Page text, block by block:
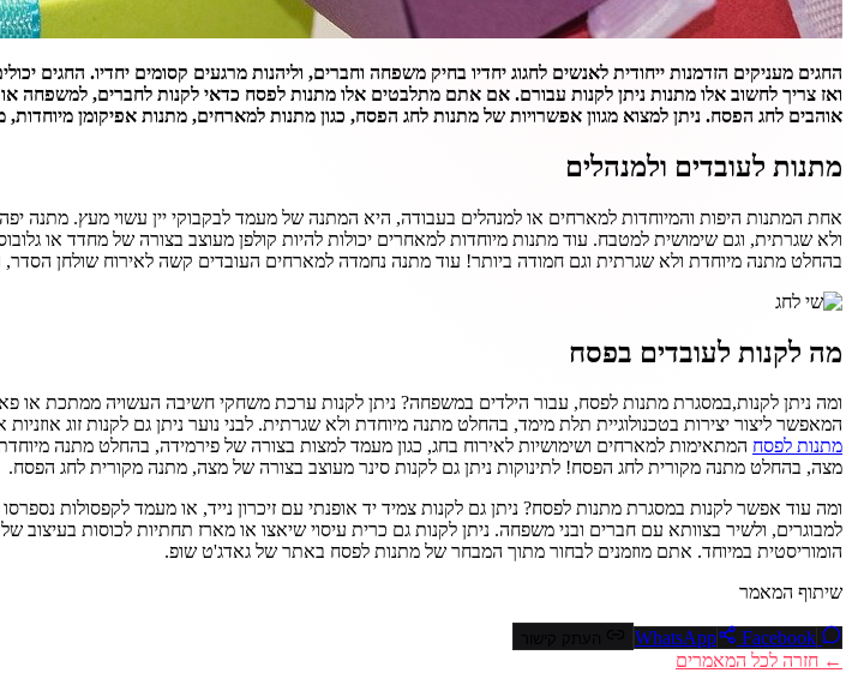
החגים מעניקים הזדמנות ייחודית לאנשים לחגוג יחדיו בחיק משפחה וחברים, וליהנות מרגעים קסומים יחדיו.
ואז צריך לחשוב אלו מתנות ניתן לקנות עבורם. אם אתם מתלבטים אלו מתנות לפסח כדאי לקנות לחברים, למשפחה
אוהבים לחג הפסח. ניתן למצוא מגוון אפשרויות של מתנות לחג הפסח, כגון מתנות למארחים, מתנות אפיקומן מיוחדות,
מתנות לעובדים ולמנהלים
אחת המתנות היפות והמיוחדות למארחים או למנהלים בעבודה, היא המתנה של מעמד לבקבוקי יין עשוי מעץ. מתנה
ולא שגרתית, וגם שימושית למטבח. עוד מתנות מיוחדות למאחרים יכולות להיות קולפן מעוצב בצורה של מחדד או
בהחלט מתנה מיוחדת ולא שגרתית וגם חמודה ביותר! עוד מתנה נחמדה למארחים העובדים קשה לאירוח שולחן הסדר,
מה לקנות לעובדים בפסח
ומה ניתן לקנות,במסגרת מתנות לפסח, עבור הילדים במשפחה? ניתן לקנות ערכת משחקי חשיבה העשויה ממתכת או
המאפשר ליצור יצירות בטכנולוגיית תלת מימד, בהחלט מתנה מיוחדת ולא שגרתית. לבני נוער ניתן גם לקנות זוג
מתנות לפסח המתאימות למארחים ושימושיות לאירוח בחג, כגון מעמד למצות בצורה של פירמידה, בהחלט מתנה
מצה, בהחלט מתנה מקורית לחג הפסח! לתינוקות ניתן גם לקנות סינר מעוצב בצורה של מצה, מתנה מקורית לחג הפסח.
ומה עוד אפשר לקנות במסגרת מתנות לפסח? ניתן גם לקנות צמיד יד אופנתי עם זיכרון נייד, או מעמד לקפסולות
למבוגרים, ולשיר בצוותא עם חברים ובני משפחה. ניתן לקנות גם כרית עיסוי שיאצו או מארז תחתיות לכוסות בעיצוב
הומוריסטית במיוחד. אתם מוזמנים לבחור מתוך המבחר של מתנות לפסח באתר של גאדג'ט שופ.
שיתוף המאמר
Facebook
← חזרה לכל המאמרים